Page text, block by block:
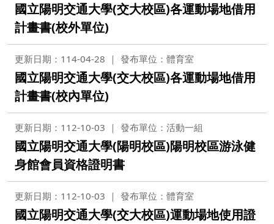
國立陽明交通大學(交大校區)各運動場地借用
計畫書(校外單位)
更新日期：114-04-28 發布單位：體育室
國立陽明交通大學(交大校區)各運動場地借用
計畫書(校內單位)
更新日期：112-10-03 發布單位：活動一組
國立陽明交通大學(陽明校區)陽明校區游泳健
身館會員資格證明書
更新日期：112-10-03 發布單位：體育室
國立陽明交通大學(交大校區)運動場地使用證